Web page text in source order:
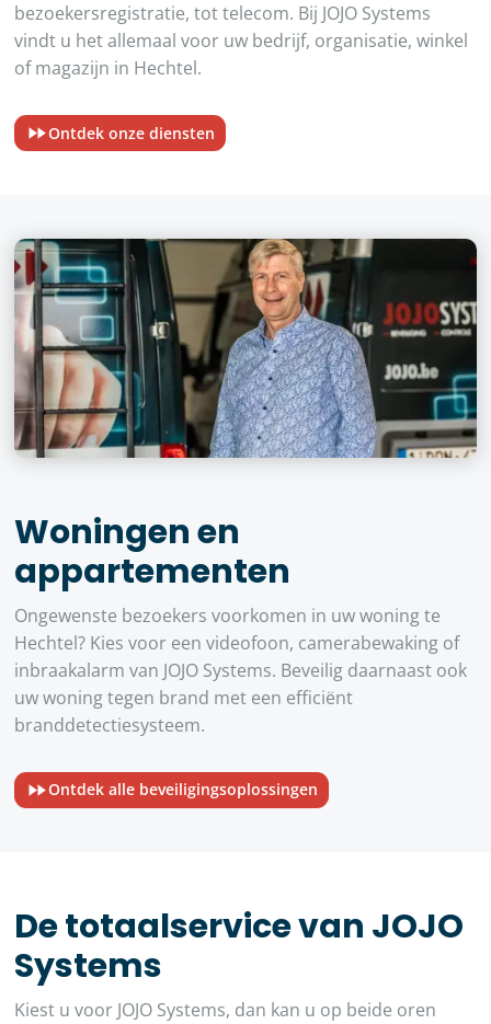
bezoekersregistratie, tot telecom. Bij JOJO Systems
vindt u het allemaal voor uw bedrijf, organisatie, winkel
of magazijn in Hechtel.
Ontdek onze diensten
Woningen en
appartementen
Ongewenste bezoekers voorkomen in uw woning te
Hechtel? Kies voor een videofoon, camerabewaking of
inbraakalarm van JOJO Systems. Beveilig daarnaast ook
uw woning tegen brand met een efficiënt
branddetectiesysteem.
Ontdek alle beveiligingsoplossingen
De totaalservice van JOJO
Systems
Kiest u voor JOJO Systems, dan kan u op beide oren